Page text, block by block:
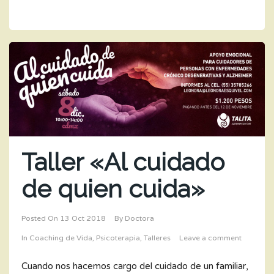
Taller «Al cuidado
de quien cuida»
Posted On 13 Oct 2018 By Doctora
In Coaching de Vida Psicoterapia Talleres Leave a comment
Cuando nos hacemos cargo del cuidado de un familiar,